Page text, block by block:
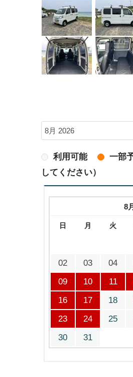
利用可能 一部
してください）
8
日 月 火
02
03 04
09
10 11
16
17 18
23
24 25
30
31